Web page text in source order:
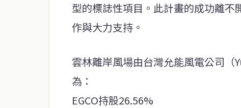
型的標誌性項目。此計畫的成功離
作與大力支持。
雲林離岸風場由台灣允能風電公司
為：
EGCO持股26.56%